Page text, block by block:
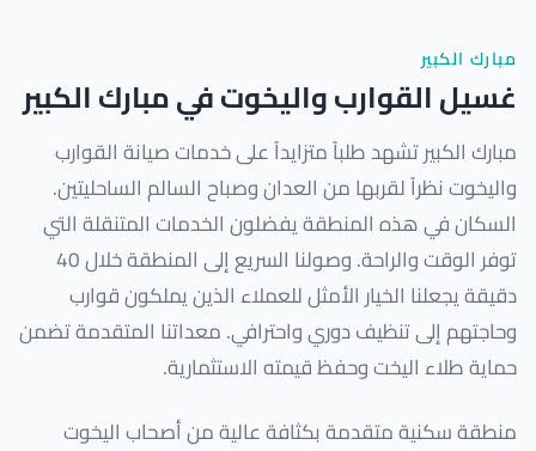
مبارك الكبير
غسيل القوارب واليخوت في مبارك الكبير
مبارك الكبير تشهد طلباً متزايداً على خدمات صيانة القوارب
واليخوت نظراً لقربها من العدان وصباح السالم الساحليتين.
السكان في هذه المنطقة يفضلون الخدمات المتنقلة التي
توفر الوقت والراحة. وصولنا السريع إلى المنطقة خلال 40
دقيقة يجعلنا الخيار الأمثل للعملاء الذين يملكون قوارب
وحاجتهم إلى تنظيف دوري واحترافي. معداتنا المتقدمة تضمن
حماية طلاء اليخت وحفظ قيمته الاستثمارية.
منطقة سكنية متقدمة بكثافة عالية من أصحاب اليخوت